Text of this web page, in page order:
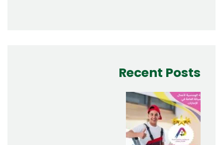
Recent Posts